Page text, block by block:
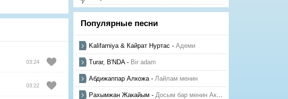
03:24
03:22
Популярные песни
Kalifarniya & Кайрат Нуртас - Адеми
Turar, B'NDA- Bir adam
Абдижаппар Алкожа- Лайлам менин
Рахымжан Жакайым - Досым бар менин Актауда